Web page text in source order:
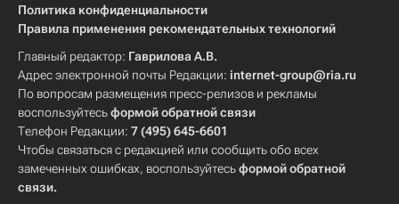
Политика конфиденциальности
Правила применения рекомендательных технологий
Главный редактор: Гаврилова А.В.
Адрес электронной почты Редакции: internet-group@ria.ru
По вопросам размещения пресс-релизов и рекламы
воспользуйтесьформой обратной связи
Телефон Редакции: 7 (495) 645-6601
Чтобы связаться с редакцией или сообщить обо всех
замеченных ошибках, воспользуйтесьформой обратной
связи.